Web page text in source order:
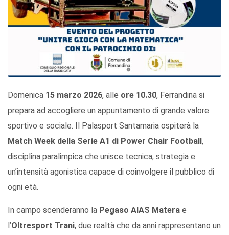
Domenica 15 marzo 2026, alle ore 10.30, Ferrandina si
prepara ad accogliere un appuntamento di grande valore
sportivo e sociale. Il Palasport Santamaria ospiterà la
Match Week della Serie A1 di Power Chair Football,
disciplina paralimpica che unisce tecnica, strategia e
un’intensità agonistica capace di coinvolgere il pubblico di
ogni età.
In campo scenderanno la Pegaso AIAS Matera e
l’Oltresport Trani, due realtà che da anni rappresentano un